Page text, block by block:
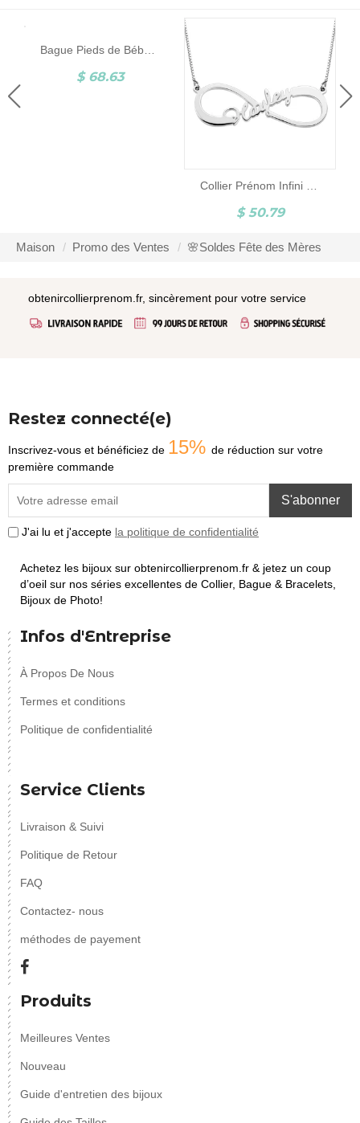
Bague Pieds de Bébé-Pierre de Naissance et Gravure-Argent
$ 68.63
$ 50.79
Maison Promo des Ventes 🌸Soldes Fête des Mères
obtenircollierprenom.fr, sincèrement pour votre service
Restez connecté(e)
Inscrivez-vous et bénéficiez de 15% de réduction sur votre
première commande
S'abonner
J'ai lu et j'accepte la politique de confidentialité
Achetez les bijoux sur obtenircollierprenom.fr & jetez un coup
d’oeil sur nos séries excellentes de Collier, Bague & Bracelets,
Bijoux de Photo!
Infos d'Entreprise
À Propos De Nous
Termes et conditions
Politique de confidentialité
Service Clients
Livraison & Suivi
Politique de Retour
FAQ
Contactez- nous
méthodes de payement
Produits
Meilleures Ventes
Nouveau
Guide d'entretien des bijoux